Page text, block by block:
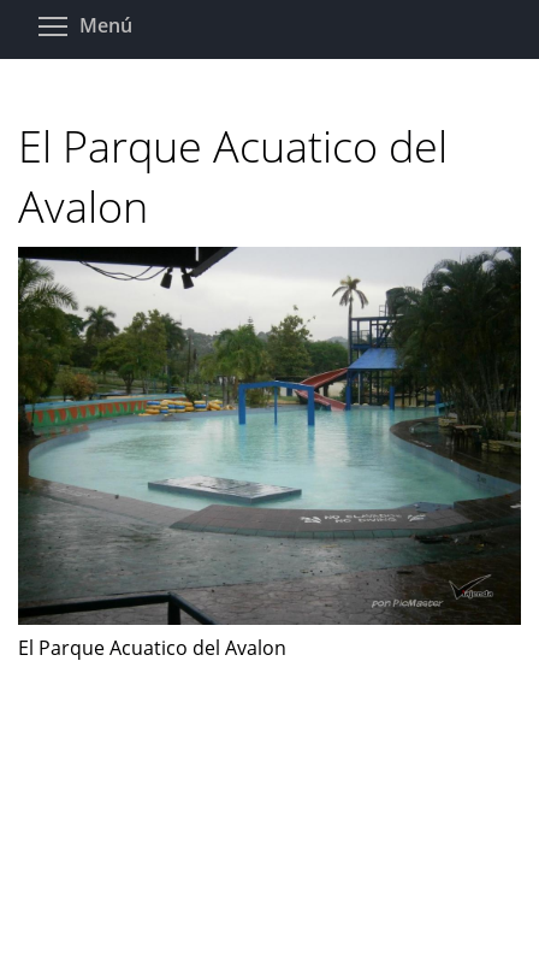
Pasar
Menú
El Parque Acuatico del
Avalon
El Parque Acuatico del Avalon